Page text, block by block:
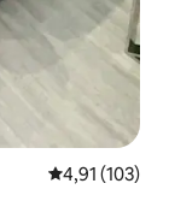
4,91 av 5 i
4,91 (103)